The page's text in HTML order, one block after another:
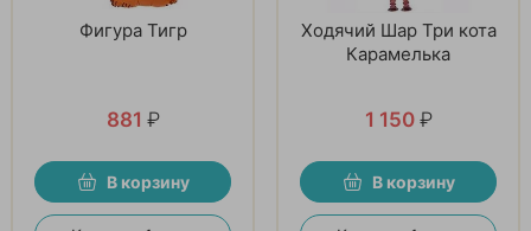
Фигура Тигр
881 ₽
В корзину
Ходячий Шар Три кота
Карамелька
1 150 ₽
В корзину